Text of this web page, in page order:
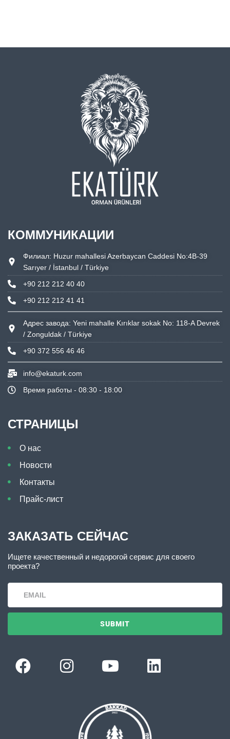
КОММУНИКАЦИИ
Филиал: Huzur mahallesi Azerbaycan Caddesi No:4B-39
Sarıyer / İstanbul / Türkiye
+90 212 212 40 40
+90 212 212 41 41
Адрес завода: Yeni mahalle Kırıklar sokak No: 118-A Devrek
/ Zonguldak / Türkiye
+90 372 556 46 46
info@ekaturk.com
Время работы - 08:30 - 18:00
СТРАНИЦЫ
О нас
Новости
Контакты
Прайс-лист
ЗАКАЗАТЬ СЕЙЧАС
Ищете качественный и недорогой сервис для своего
проекта?